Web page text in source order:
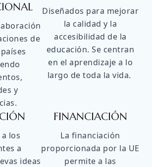
de
y
Diseñados para mejorar
la calidad y la
accesibilidad de la
educación. Se centran
en el aprendizaje a lo
largo de toda la vida.
los
a
ideas
FINANCIACIÓN
La financiación
proporcionada por la UE
permite a las